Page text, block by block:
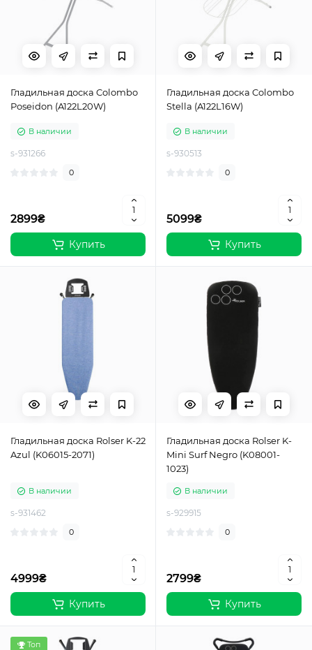
Гладильная доска Colombo
Poseidon (A122L20W)
В наличии
s-931266
0
2899₴
Купить
Гладильная доска Colombo
Stella (A122L16W)
В наличии
s-930513
0
5099₴
Купить
Гладильная доска Rolser K-22
Azul (K06015-2071)
В наличии
s-931462
0
4999₴
Купить
Гладильная доска Rolser K-
Mini Surf Negro (K08001-
1023)
В наличии
s-929915
0
2799₴
Купить
Топ